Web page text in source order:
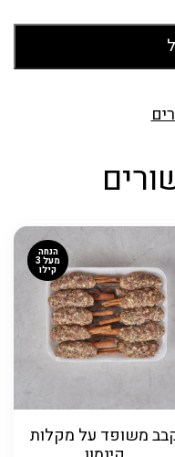
משופד על מקלות
הנחה
מעל 3
קילו